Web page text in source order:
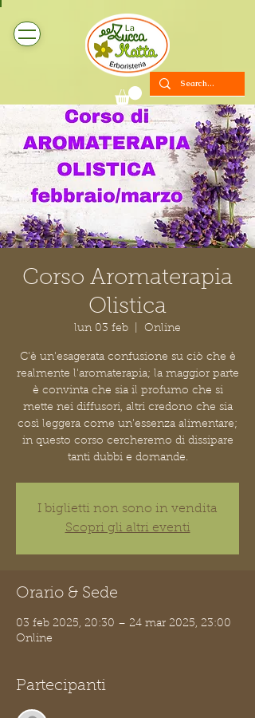
Corso Aromaterapia
Olistica
lun 03 feb Online
C'è un'esagerata confusione su ciò che è
realmente l'aromaterapia; la maggior parte
è convinta che sia il profumo che si
mette nei diffusori, altri credono che sia
così leggera come un'essenza alimentare;
in questo corso cercheremo di dissipare
tanti dubbi e domande.
I biglietti non sono in vendita
Scopri gli altri eventi
Orario & Sede
03 feb 2025, 20:30 – 24 mar 2025, 23:00
Online
Partecipanti